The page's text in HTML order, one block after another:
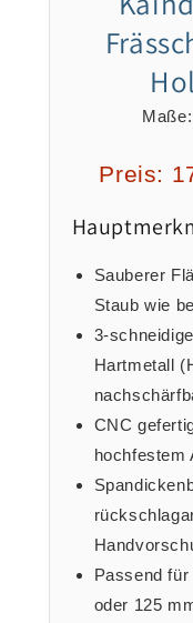
Preis:
Sauberer
Staub wie
Hartmetall
CNC
hochfestem
Passend
oder 125